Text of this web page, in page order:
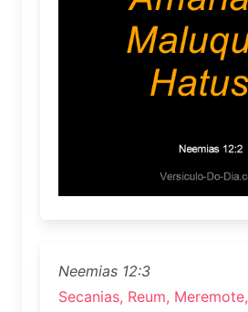
Neemias 12:3
Secanias, Reum, Meremote,